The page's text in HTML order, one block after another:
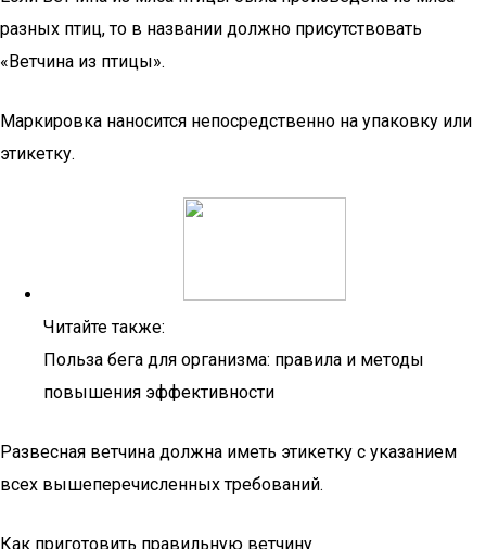
разных птиц, то в названии должно присутствовать
«Ветчина из птицы».
Маркировка наносится непосредственно на упаковку или
этикетку.
Читайте также:
Польза бега для организма: правила и методы
повышения эффективности
Развесная ветчина должна иметь этикетку с указанием
всех вышеперечисленных требований.
Как приготовить правильную ветчину